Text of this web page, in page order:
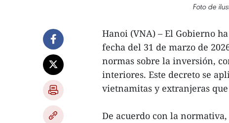
Foto de
Hanoi (VNA) – El Gobierno
fecha del 31 de marzo de
normas sobre la inversión,
interiores. Este decreto se
vietnamitas y extranjeras
De acuerdo con la